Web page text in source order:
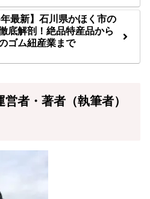
年最新】石川県かほく市の
底解剖！絶品特産品から
ゴム紐産業まで
者・著者（執筆者）